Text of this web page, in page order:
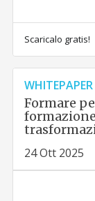
Scaricalo gratis!
WHITEPAPER
Formare
24 Ott 2025